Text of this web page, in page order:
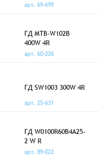
арт. 69-699
ГД MTB-W102B
400W 4R
арт. 60-226
ГД SW1003 300W 4R
арт. 25-631
ГД W0100R60B4A25-
2 W R
арт. 89-022